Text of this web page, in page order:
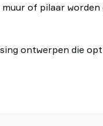
of pilaar
ontwerpen die